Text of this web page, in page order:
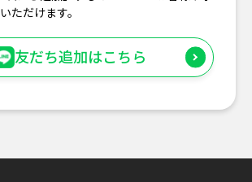
ただけます。
友だち追加はこちら